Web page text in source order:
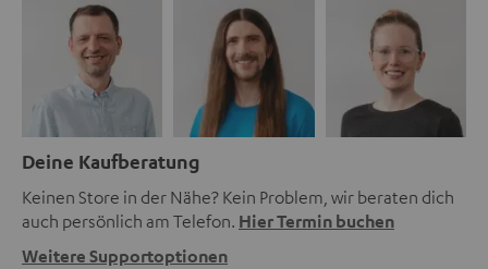
Deine Kaufberatung
Keinen Store in der Nähe? Kein Problem, wir beraten dich
auch persönlich am Telefon. Hier Termin buchen
Weitere Supportoptionen